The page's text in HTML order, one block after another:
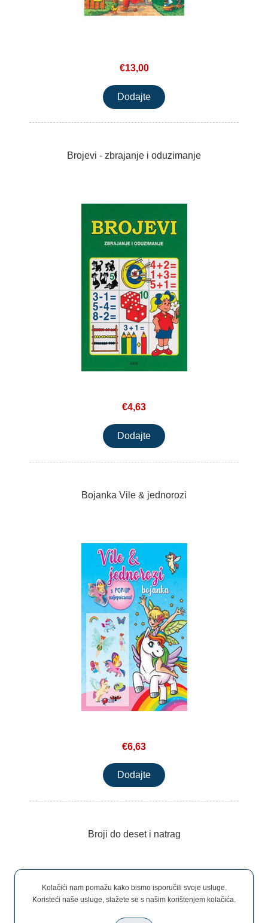
€13,00
Brojevi - zbrajanje i oduzimanje
€4,63
Bojanka Vile & jednorozi
€6,63
Broji do deset i natrag
Kolačići nam pomažu kako bismo isporučili svoje usluge.
Koristeći naše usluge, slažete se s našim korištenjem kolačića.